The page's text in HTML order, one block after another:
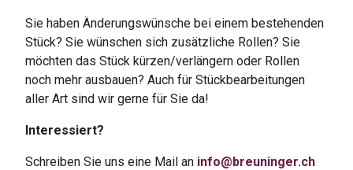
Sie haben Änderungswünsche bei einem bestehenden
Stück? Sie wünschen sich zusätzliche Rollen? Sie
möchten das Stück kürzen/verlängern oder Rollen
noch mehr ausbauen? Auch für Stückbearbeitungen
aller Art sind wir gerne für Sie da!
Interessiert?
Schreiben Sie uns eine Mail an info@breuninger.ch